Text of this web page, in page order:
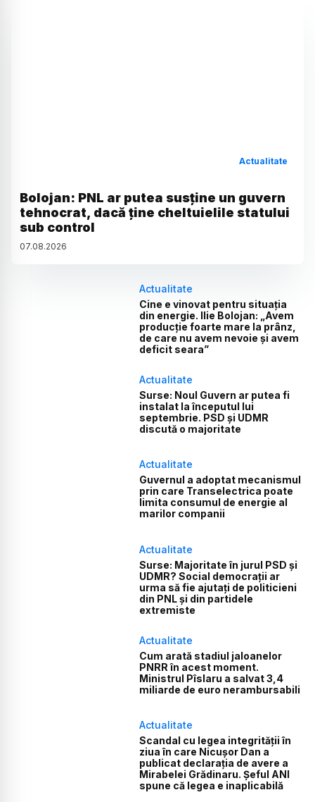
Actualitate
Bolojan: PNL ar putea susține un guvern
tehnocrat, dacă ține cheltuielile statului
sub control
07.08.2026
Actualitate
Cine e vinovat pentru situația
din energie. Ilie Bolojan: „Avem
producție foarte mare la prânz,
de care nu avem nevoie și avem
deficit seara”
Actualitate
Surse: Noul Guvern ar putea fi
instalat la începutul lui
septembrie. PSD și UDMR
discută o majoritate
Actualitate
Guvernul a adoptat mecanismul
prin care Transelectrica poate
limita consumul de energie al
marilor companii
Actualitate
Surse: Majoritate în jurul PSD și
UDMR? Social democrații ar
urma să fie ajutați de politicieni
din PNL și din partidele
extremiste
Actualitate
Cum arată stadiul jaloanelor
PNRR în acest moment.
Ministrul Pîslaru a salvat 3,4
miliarde de euro nerambursabili
Actualitate
Scandal cu legea integrității în
ziua în care Nicușor Dan a
publicat declarația de avere a
Mirabelei Grădinaru. Șeful ANI
spune că legea e inaplicabilă